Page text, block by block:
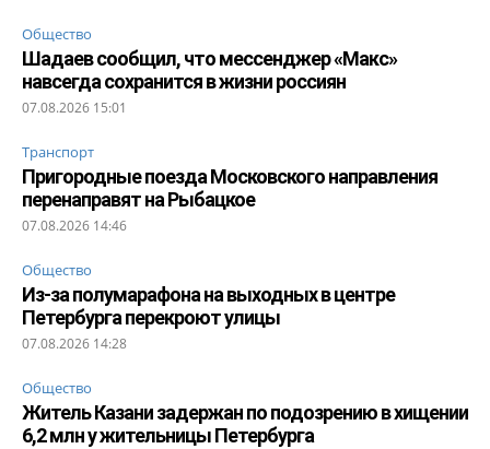
Общество
Шадаев сообщил, что мессенджер «Макс»
навсегда сохранится в жизни россиян
07.08.2026 15:01
Транспорт
Пригородные поезда Московского направления
перенаправят на Рыбацкое
07.08.2026 14:46
Общество
Из-за полумарафона на выходных в центре
Петербурга перекроют улицы
07.08.2026 14:28
Общество
Житель Казани задержан по подозрению в хищении
6,2 млн у жительницы Петербурга